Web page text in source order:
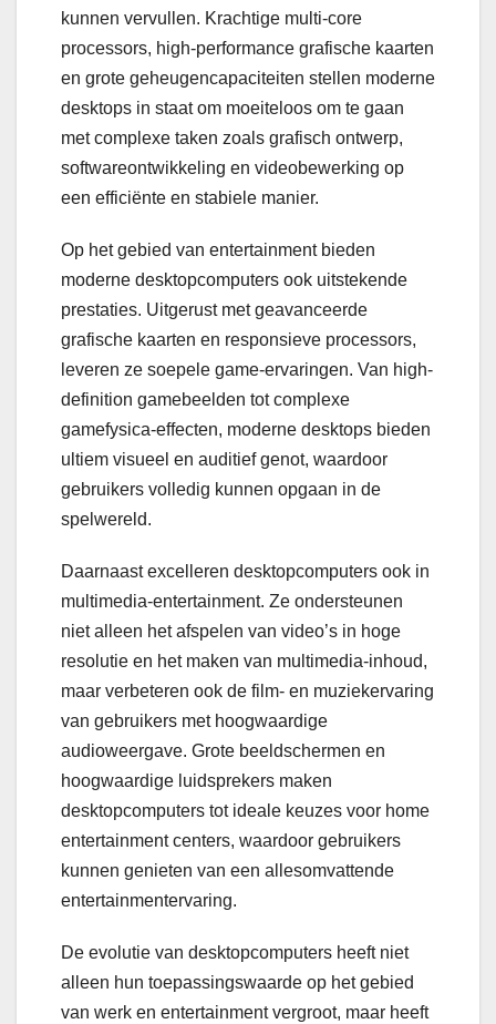
kunnen vervullen. Krachtige multi-core
processors, high-performance grafische kaarten
en grote geheugencapaciteiten stellen moderne
desktops in staat om moeiteloos om te gaan
met complexe taken zoals grafisch ontwerp,
softwareontwikkeling en videobewerking op
een efficiënte en stabiele manier.
Op het gebied van entertainment bieden
moderne desktopcomputers ook uitstekende
prestaties. Uitgerust met geavanceerde
grafische kaarten en responsieve processors,
leveren ze soepele game-ervaringen. Van high-
definition gamebeelden tot complexe
gamefysica-effecten, moderne desktops bieden
ultiem visueel en auditief genot, waardoor
gebruikers volledig kunnen opgaan in de
spelwereld.
Daarnaast excelleren desktopcomputers ook in
multimedia-entertainment. Ze ondersteunen
niet alleen het afspelen van video’s in hoge
resolutie en het maken van multimedia-inhoud,
maar verbeteren ook de film- en muziekervaring
van gebruikers met hoogwaardige
audioweergave. Grote beeldschermen en
hoogwaardige luidsprekers maken
desktopcomputers tot ideale keuzes voor home
entertainment centers, waardoor gebruikers
kunnen genieten van een allesomvattende
entertainmentervaring.
De evolutie van desktopcomputers heeft niet
alleen hun toepassingswaarde op het gebied
van werk en entertainment vergroot, maar heeft